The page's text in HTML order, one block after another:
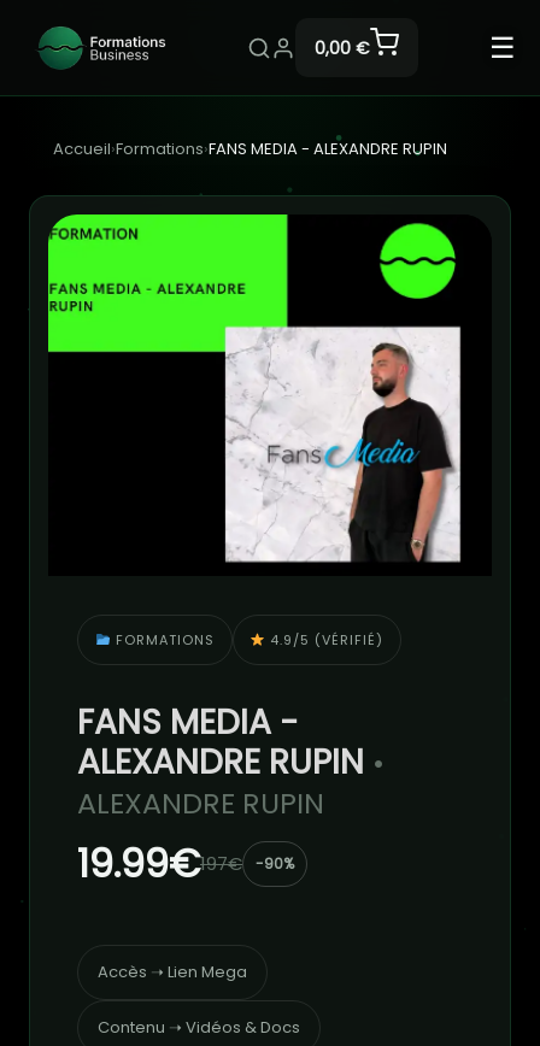
0,00 € ☰
Accueil›Formations›FANS MEDIA - ALEXANDRE RUPIN
FORMATIONS 4.9/5 (VÉRIFIÉ)
FANS MEDIA -
ALEXANDRE RUPIN •
ALEXANDRE RUPIN
19.99€197€ -90%
Accès ➝ Lien Mega
Contenu ➝ Vidéos & Docs